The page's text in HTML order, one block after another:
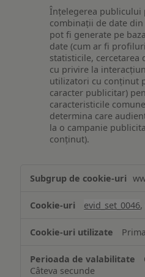
Înțelegerea publicului
combinații de date
pot fi generate pe
date (cum ar fi
statisticile, cercetarea
cu privire la
utilizatori cu conținut
caracter publicitar)
caracteristicile
determina care
la o campanie
conținut).
evid_set_0046,
Câteva secunde